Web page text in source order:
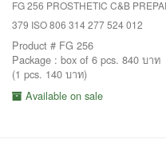
FG 256 PROSTHETIC C&B
379 ISO 806 314 277 524 012
Product # FG 256
Package : box of 6 pcs. 840 บาท
(1 pcs. 140 บาท)
Available on sale